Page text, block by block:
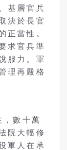
基層官兵
決於長官
正當性。
求官兵準
服力。軍
理再嚴格
數十萬
院大幅修
軍人在承